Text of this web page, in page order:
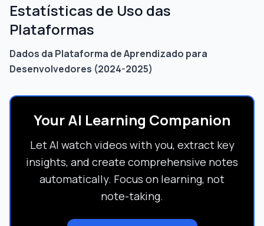
Estatísticas de Uso das
Plataformas
Dados da Plataforma de Aprendizado para
Desenvolvedores (2024-2025)
Your AI Learning Companion
Let AI watch videos with you, extract key
insights, and create comprehensive notes
automatically. Focus on learning, not
note-taking.